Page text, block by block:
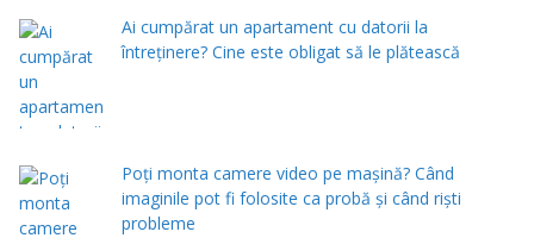
Ai cumpărat un apartament cu datorii la
întreținere? Cine este obligat să le plătească
Poți monta camere video pe mașină? Când
imaginile pot fi folosite ca probă și când riști
probleme